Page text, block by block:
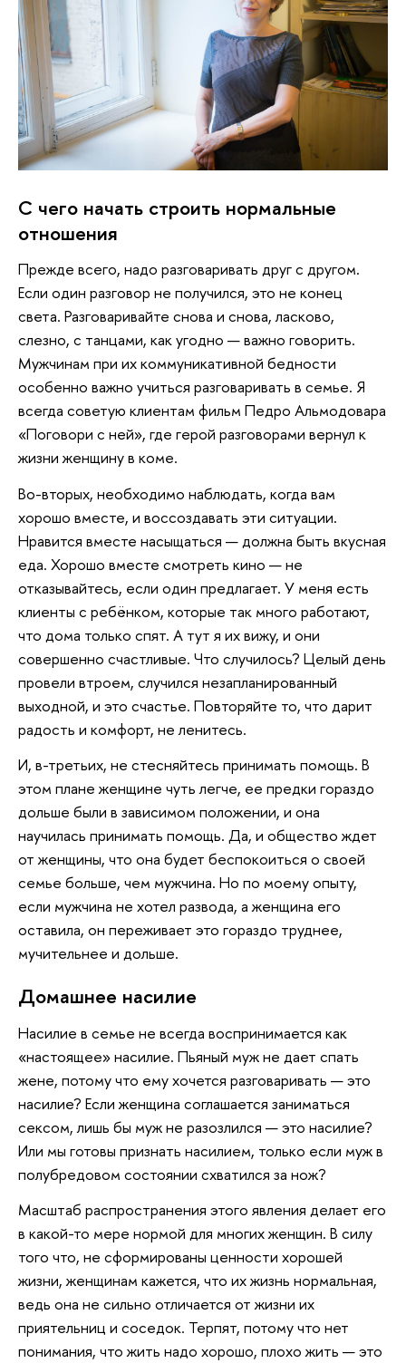
С чего начать строить нормальные
отношения
Прежде всего, надо разговаривать друг с другом.
Если один разговор не получился, это не конец
света. Разговаривайте снова и снова, ласково,
слезно, с танцами, как угодно — важно говорить.
Мужчинам при их коммуникативной бедности
особенно важно учиться разговаривать в семье. Я
всегда советую клиентам фильм Педро Альмодовара
«Поговори с ней», где герой разговорами вернул к
жизни женщину в коме.
Во-вторых, необходимо наблюдать, когда вам
хорошо вместе, и воссоздавать эти ситуации.
Нравится вместе насыщаться — должна быть вкусная
еда. Хорошо вместе смотреть кино — не
отказывайтесь, если один предлагает. У меня есть
клиенты с ребёнком, которые так много работают,
что дома только спят. А тут я их вижу, и они
совершенно счастливые. Что случилось? Целый день
провели втроем, случился незапланированный
выходной, и это счастье. Повторяйте то, что дарит
радость и комфорт, не ленитесь.
И, в-третьих, не стесняйтесь принимать помощь. В
этом плане женщине чуть легче, ее предки гораздо
дольше были в зависимом положении, и она
научилась принимать помощь. Да, и общество ждет
от женщины, что она будет беспокоиться о своей
семье больше, чем мужчина. Но по моему опыту,
если мужчина не хотел развода, а женщина его
оставила, он переживает это гораздо труднее,
мучительнее и дольше.
Домашнее насилие
Насилие в семье не всегда воспринимается как
«настоящее» насилие. Пьяный муж не дает спать
жене, потому что ему хочется разговаривать — это
насилие? Если женщина соглашается заниматься
сексом, лишь бы муж не разозлился — это насилие?
Или мы готовы признать насилием, только если муж в
полубредовом состоянии схватился за нож?
Масштаб распространения этого явления делает его
в какой-то мере нормой для многих женщин. В силу
того что, не сформированы ценности хорошей
жизни, женщинам кажется, что их жизнь нормальная,
ведь она не сильно отличается от жизни их
приятельниц и соседок. Терпят, потому что нет
понимания, что жить надо хорошо, плохо жить — это